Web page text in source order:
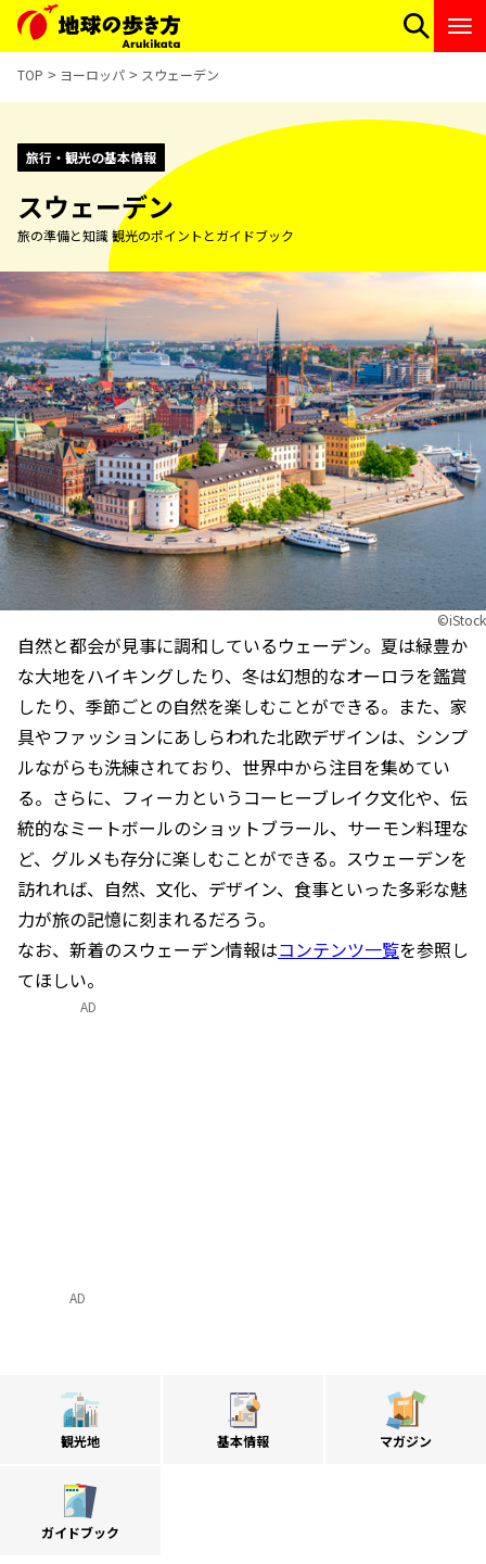
TOP ヨーロッパ スウェーデン
旅行・観光の基本情報
スウェーデン
旅の準備と知識 観光のポイントとガイドブック
©iStock
自然と都会が見事に調和しているウェーデン。夏は緑豊か
な大地をハイキングしたり、冬は幻想的なオーロラを鑑賞
したり、季節ごとの自然を楽しむことができる。また、家
具やファッションにあしらわれた北欧デザインは、シンプ
ルながらも洗練されており、世界中から注目を集めてい
る。さらに、フィーカというコーヒーブレイク文化や、伝
統的なミートボールのショットブラール、サーモン料理な
ど、グルメも存分に楽しむことができる。スウェーデンを
訪れれば、自然、文化、デザイン、食事といった多彩な魅
力が旅の記憶に刻まれるだろう。
なお、新着のスウェーデン情報はコンテンツ一覧を参照し
てほしい。
AD
観光地 基本情報 マガジン
ガイドブック
AD